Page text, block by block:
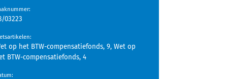
:
03223
:
op het BTW-compensatiefonds, 9, Wet op
BTW-compensatiefonds, 4
: